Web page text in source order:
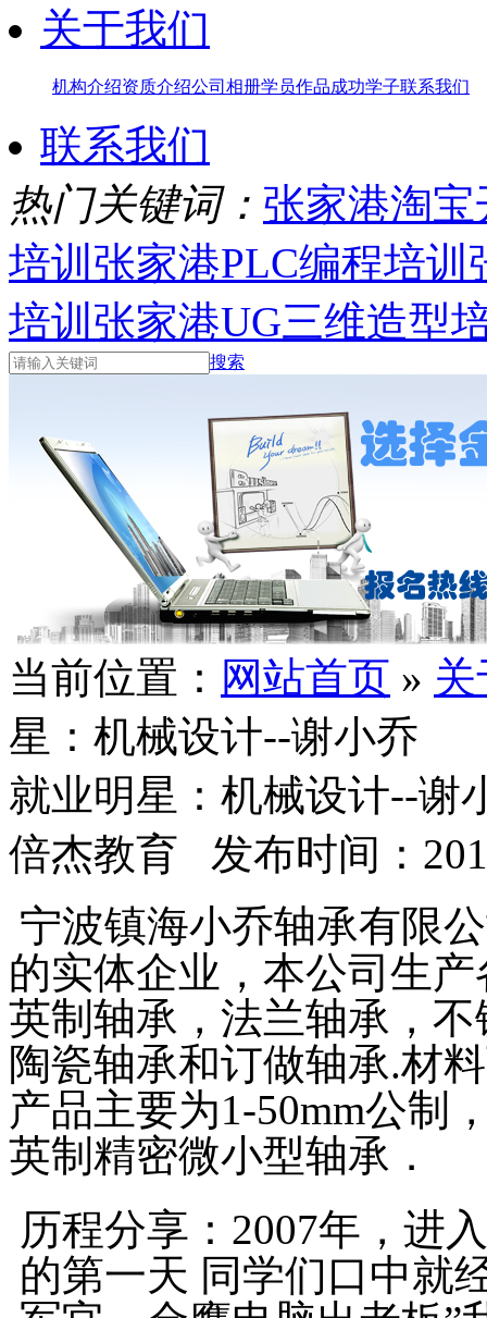
关于我们
机构介绍资质介绍公司相册学员作品成功学子联系我们
联系我们
热门关键词： 张家港淘
培训 张家港PLC编程培训
培训 张家港UG三维造型
搜索
当前位置： 网站首页 »
星：机械设计--谢小乔
就业明星：机械设计--谢
倍杰教育 发布时间：
宁波镇海小乔轴承有限
的实体企业，本公司生
英制轴承，法兰轴承，
陶瓷轴承和订做轴承.材
产品主要为1-50mm公制
英制精密微小型轴承．
历程分享：2007年，进
的第一天 同学们口中就